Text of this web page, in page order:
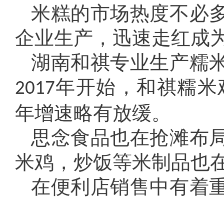
米糕的市场热度不必
企业生产，迅速走红成
湖南和祺专业生产糯
2017年开始，和祺糯米
年增速略有放缓。
思念食品也在抢滩布
米鸡，炒饭等米制品也
在便利店销售中有着